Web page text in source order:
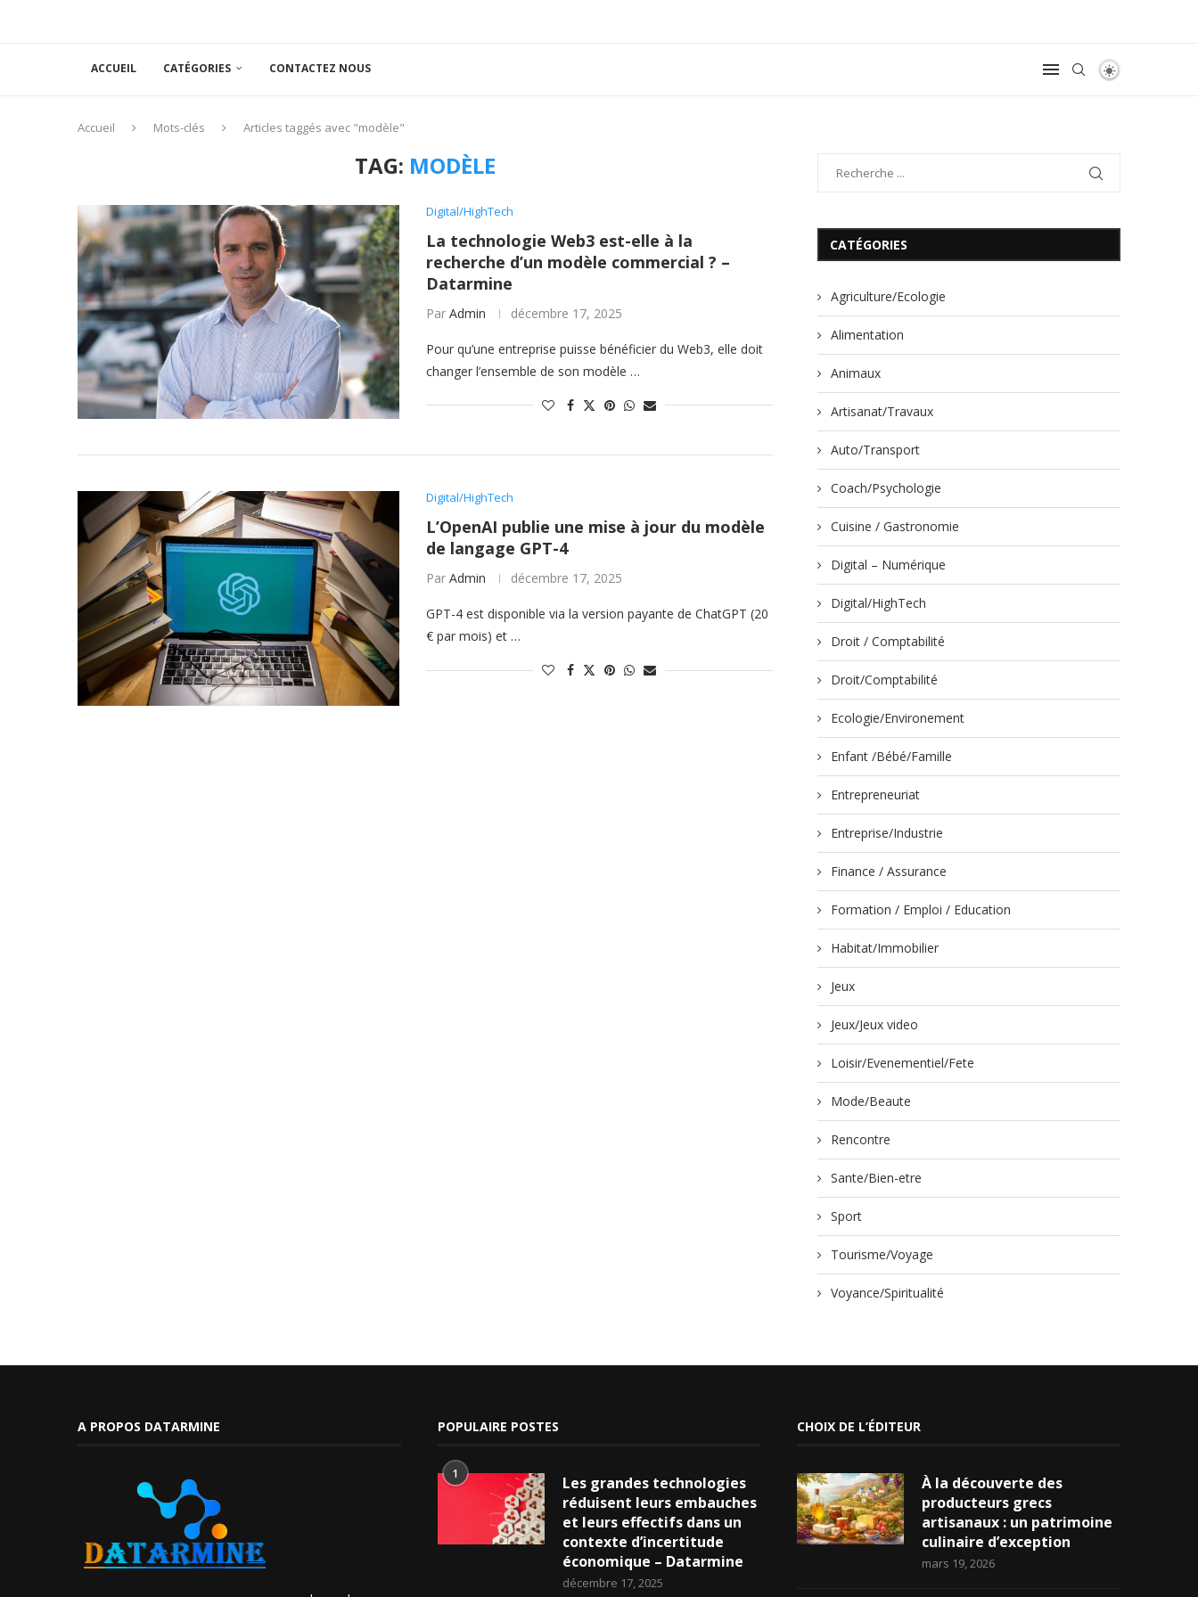
ACCUEIL CATÉGORIES CONTACTEZ NOUS
Accueil Mots-clés Articles taggés avec "modèle"
TAG: MODÈLE
Digital/HighTech
La technologie Web3 est-elle à la
recherche d’un modèle commercial ? –
Datarmine
Par Admin décembre 17, 2025
Pour qu’une entreprise puisse bénéficier du Web3, elle doit
changer l’ensemble de son modèle …
Digital/HighTech
L’OpenAI publie une mise à jour du modèle
de langage GPT-4
Par Admin décembre 17, 2025
GPT-4 est disponible via la version payante de ChatGPT (20
€ par mois) et …
CATÉGORIES
Agriculture/Ecologie
Alimentation
Animaux
Artisanat/Travaux
Auto/Transport
Coach/Psychologie
Cuisine / Gastronomie
Digital – Numérique
Digital/HighTech
Droit / Comptabilité
Droit/Comptabilité
Ecologie/Environement
Enfant /Bébé/Famille
Entrepreneuriat
Entreprise/Industrie
Finance / Assurance
Formation / Emploi / Education
Habitat/Immobilier
Jeux
Jeux/Jeux video
Loisir/Evenementiel/Fete
Mode/Beaute
Rencontre
Sante/Bien-etre
Sport
Tourisme/Voyage
Voyance/Spiritualité
A PROPOS DATARMINE POPULAIRE POSTES
1
Les grandes technologies
réduisent leurs embauches
et leurs effectifs dans un
contexte d’incertitude
économique – Datarmine
décembre 17, 2025
CHOIX DE L’ÉDITEUR
À la découverte des
producteurs grecs
artisanaux : un patrimoine
culinaire d’exception
mars 19, 2026